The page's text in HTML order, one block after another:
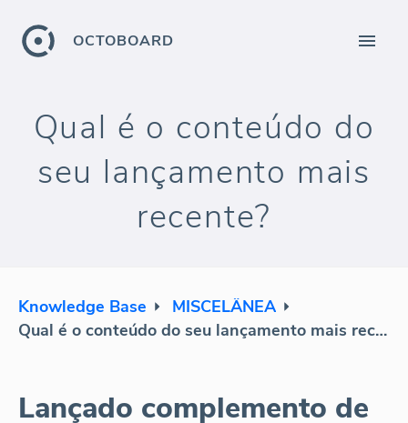
OCTOBOARD
Qual é o conteúdo do
seu lançamento mais
recente?
Knowledge Base
MISCELÂNEA
Qual é o conteúdo do seu lançamento mais recente?
Lançado complemento de